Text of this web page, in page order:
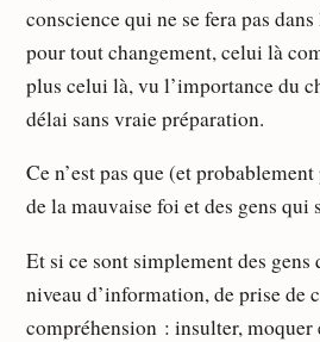
conscience qui ne se fera pas
pour tout changement, celui là
plus celui là, vu l’importance du
délai sans vraie préparation.
Ce n’est pas que (et
de la mauvaise foi et des gens qui
Et si ce sont simplement des gens
niveau d’information, de prise de
compréhension : insulter, moquer